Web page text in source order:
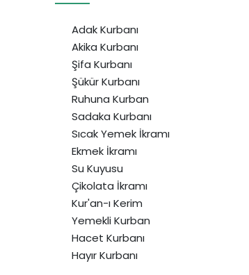
Adak Kurbanı
Akika Kurbanı
Şifa Kurbanı
Şükür Kurbanı
Ruhuna Kurban
Sadaka Kurbanı
Sıcak Yemek İkramı
Ekmek İkramı
Su Kuyusu
Çikolata İkramı
Kur'an-ı Kerim
Yemekli Kurban
Hacet Kurbanı
Hayır Kurbanı